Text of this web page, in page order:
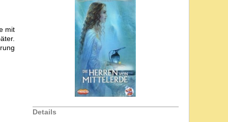
Details
mit